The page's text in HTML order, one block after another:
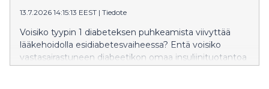
13.7.2026 14:15:13 EEST | Tiedote
Voisiko tyypin 1 diabeteksen puhkeamista viivyttää
lääkehoidolla esidiabetesvaiheessa? Entä voisiko
vastasairastuneen diabeetikon omaa insuliinituotantoa